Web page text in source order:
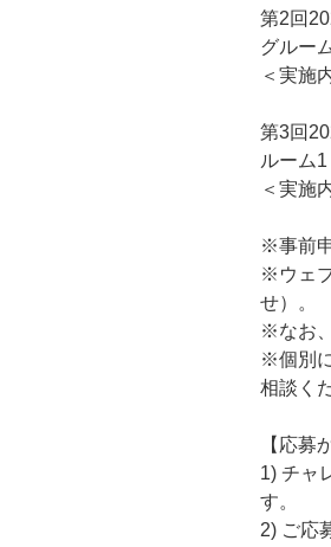
第2回
グルー
＜実施
第3回
ルーム1
＜実施
※事前
※ウェ
せ）。
※なお
※個別
相談く
【応募
1) チャ
す。
2) ご応